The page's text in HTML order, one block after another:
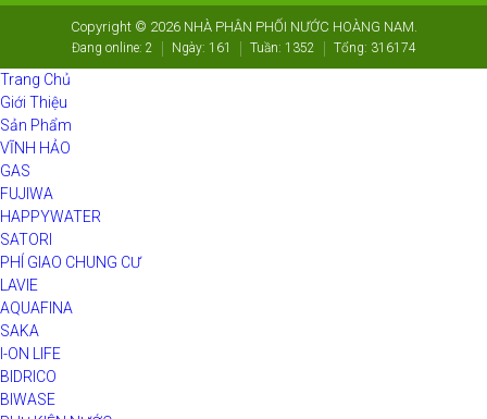
Copyright © 2026 NHÀ PHÂN PHỐI NƯỚC HOÀNG NAM
Đang online: 2 Ngày: 161 Tuần: 1352 Tổng: 316174
Trang Chủ
Giới Thiệu
Sản Phẩm
VĨNH HẢO
GAS
FUJIWA
HAPPYWATER
SATORI
PHÍ GIAO CHUNG CƯ
LAVIE
AQUAFINA
SAKA
I-ON LIFE
BIDRICO
BIWASE